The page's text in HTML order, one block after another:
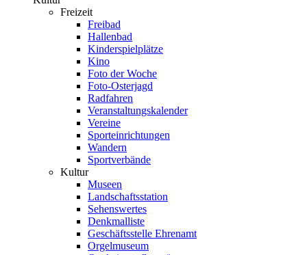
Freizeit
Freibad
Hallenbad
Kinderspielplätze
Kino
Foto der Woche
Foto-Osterjagd
Radfahren
Veranstaltungskalender
Vereine
Sporteinrichtungen
Wandern
Sportverbände
Kultur
Museen
Landschaftsstation
Sehenswertes
Denkmalliste
Geschäftsstelle Ehrenamt
Orgelmuseum